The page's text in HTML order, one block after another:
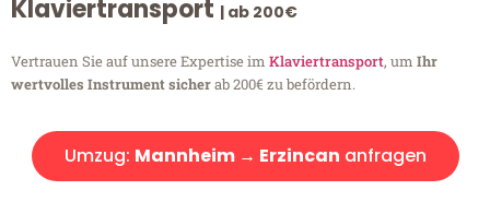
Klaviertransport | ab 200€
Vertrauen Sie auf unsere Expertise im Klaviertransport, um Ihr
wertvolles Instrument sicherab 200€ zu befördern.
Umzug: Mannheim → Erzincan anfragen